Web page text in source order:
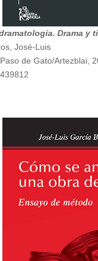
Drama y
José-Luis
de Gato/Artezblai,